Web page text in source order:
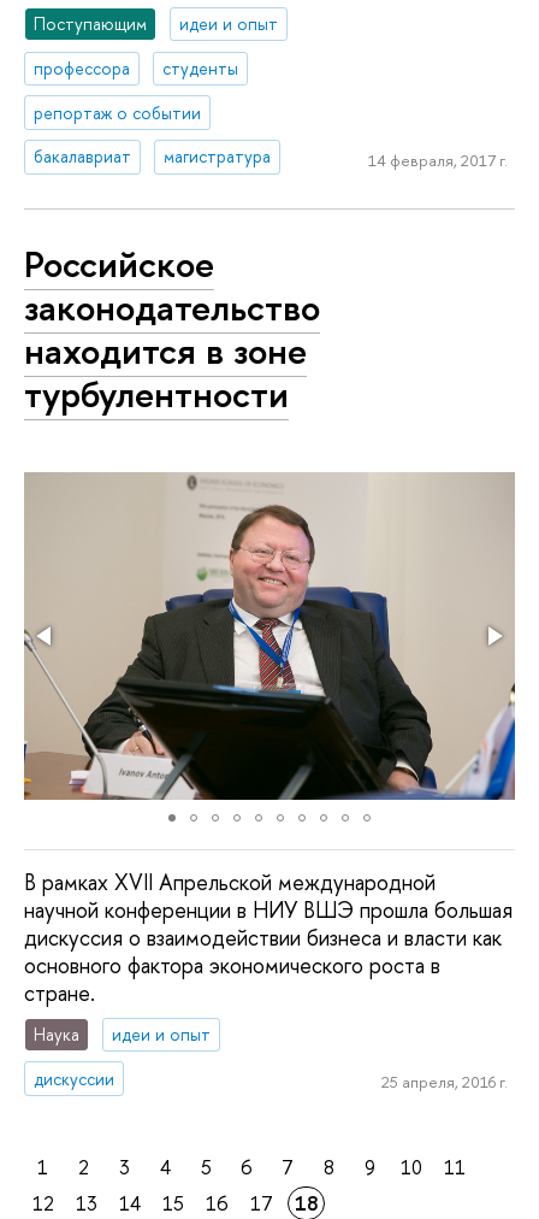
Поступающим
идеи и опыт
профессора
студенты
репортаж о событии
бакалавриат
магистратура 14 февраля, 2017 г.
Российское
законодательство
находится в зоне
турбулентности
В рамках XVII Апрельской международной
научной конференции в НИУ ВШЭ прошла большая
дискуссия о взаимодействии бизнеса и власти как
основного фактора экономического роста в
стране.
Наука
идеи и опыт
дискуссии
25 апреля, 2016 г.
1 2 3 4 5 6 7 8 9 10
11
12
13 14 15 16 17 18